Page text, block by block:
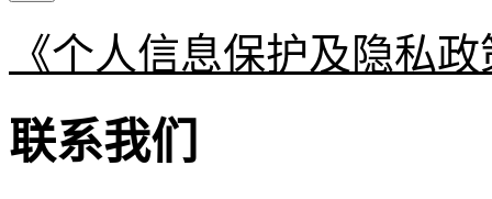
《个人信息保护及隐私
联系我们